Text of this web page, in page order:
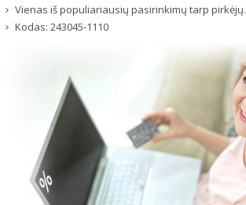
Vienas iš populiariausių pasirinkimų tarp pirkėjų.
Kodas: 243045-1110